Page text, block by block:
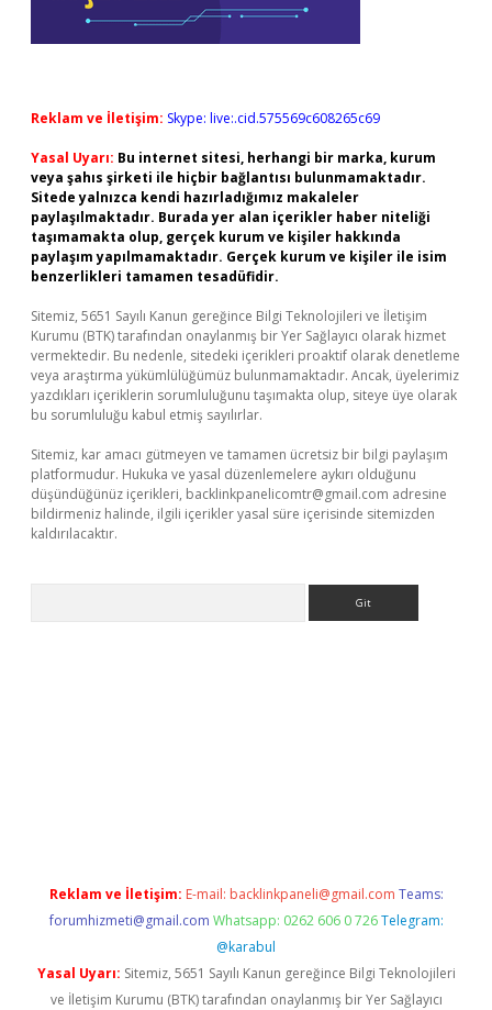
Reklam ve İletişim: Skype: live:.cid.575569c608265c69
Yasal Uyarı: Bu internet sitesi, herhangi bir marka, kurum
veya şahıs şirketi ile hiçbir bağlantısı bulunmamaktadır.
Sitede yalnızca kendi hazırladığımız makaleler
paylaşılmaktadır. Burada yer alan içerikler haber niteliği
taşımamakta olup, gerçek kurum ve kişiler hakkında
paylaşım yapılmamaktadır. Gerçek kurum ve kişiler ile isim
benzerlikleri tamamen tesadüfidir.
Sitemiz, 5651 Sayılı Kanun gereğince Bilgi Teknolojileri ve İletişim
Kurumu (BTK) tarafından onaylanmış bir Yer Sağlayıcı olarak hizmet
vermektedir. Bu nedenle, sitedeki içerikleri proaktif olarak denetleme
veya araştırma yükümlülüğümüz bulunmamaktadır. Ancak, üyelerimiz
yazdıkları içeriklerin sorumluluğunu taşımakta olup, siteye üye olarak
bu sorumluluğu kabul etmiş sayılırlar.
Sitemiz, kar amacı gütmeyen ve tamamen ücretsiz bir bilgi paylaşım
platformudur. Hukuka ve yasal düzenlemelere aykırı olduğunu
düşündüğünüz içerikleri, backlinkpanelicomtr@gmail.com adresine
bildirmeniz halinde, ilgili içerikler yasal süre içerisinde sitemizden
kaldırılacaktır.
Reklam ve İletişim: E-mail: backlinkpaneli@gmail.com Teams:
forumhizmeti@gmail.com Whatsapp: 0262 606 0 726 Telegram:
@karabul
Yasal Uyarı: Sitemiz, 5651 Sayılı Kanun gereğince Bilgi Teknolojileri
ve İletişim Kurumu (BTK) tarafından onaylanmış bir Yer Sağlayıcı